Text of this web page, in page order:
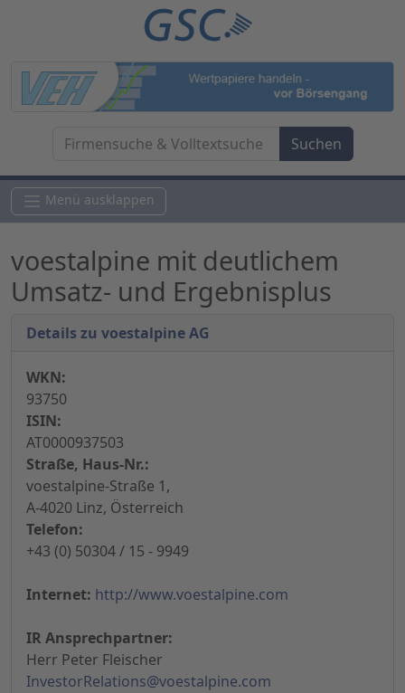
Menü ausklappen
voestalpine mit deutlichem
Umsatz- und Ergebnisplus
Details zu voestalpine AG
WKN:
93750
ISIN:
AT0000937503
Straße, Haus-Nr.:
voestalpine-Straße 1,
A-4020 Linz, Österreich
Telefon:
+43 (0) 50304 / 15 - 9949
Internet: http://www.voestalpine.com
IR Ansprechpartner:
Herr Peter Fleischer
InvestorRelations@voestalpine.com